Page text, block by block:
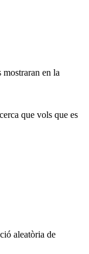
en la
que vols que es
aleatòria de